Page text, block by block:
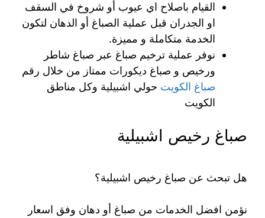
القيام باصلاح اي عيوب أو شروخ في السقف
او الجدران قبل عملية الصباغ أو الدهان لتكون
الخدمة متكاملة و مميزة.
نوفر عملية ترخيم صباغ عبر صباغ شاطر
ورخيص و صباغ ديكورات ممتاز من خلال رقم
صباغ الكويت حولي اشبيلية وكل مناطق
الكويت
صباغ رخيص اشبيلية
هل تبحث عن صباغ رخيص اشبيلية؟
نؤمن افضل الخدمات من صباغ أو دهان وفق اسعار